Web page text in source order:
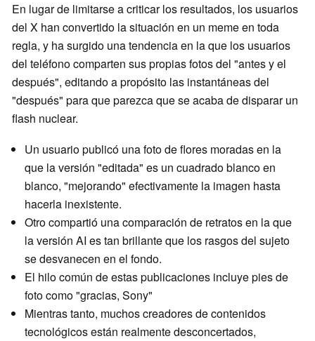
En lugar de limitarse a criticar los resultados, los usuarios
del X han convertido la situación en un meme en toda
regla, y ha surgido una tendencia en la que los usuarios
del teléfono comparten sus propias fotos del "antes y el
después", editando a propósito las instantáneas del
"después" para que parezca que se acaba de disparar un
flash nuclear.
Un usuario publicó una foto de flores moradas en la
que la versión "editada" es un cuadrado blanco en
blanco, "mejorando" efectivamente la imagen hasta
hacerla inexistente.
Otro compartió una comparación de retratos en la que
la versión AI es tan brillante que los rasgos del sujeto
se desvanecen en el fondo.
El hilo común de estas publicaciones incluye pies de
foto como "gracias, Sony"
Mientras tanto, muchos creadores de contenidos
tecnológicos están realmente desconcertados,